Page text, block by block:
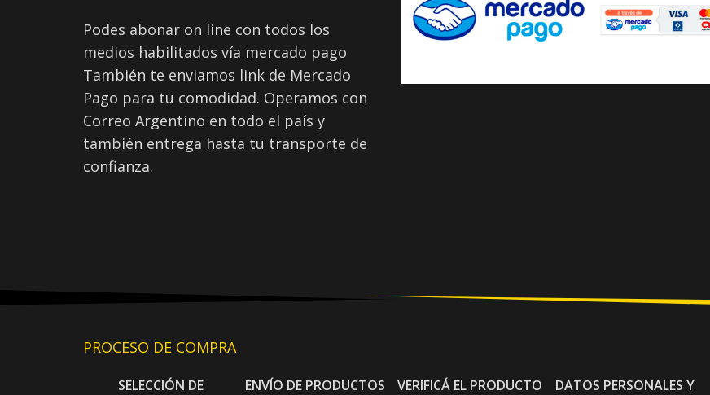
Podes abonar on line con todos los
medios habilitados vía mercado pago
También te enviamos link de Mercado
Pago para tu comodidad. Operamos con
Correo Argentino en todo el país y
también entrega hasta tu transporte de
confianza.
PROCESO DE COMPRA
SELECCIÓN DE
ENVÍO DE PRODUCTOS
VERIFICÁ EL PRODUCTO
DATOS PERSONALES Y